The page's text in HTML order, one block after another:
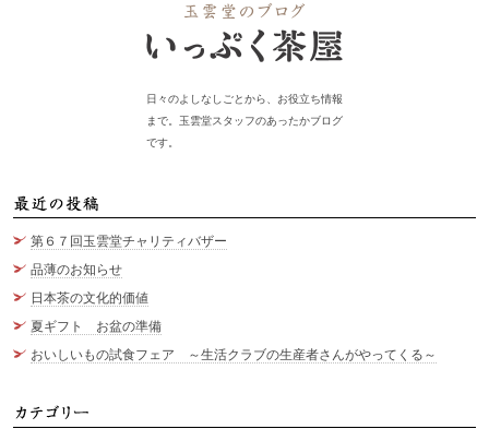
日々のよしなしごとから、お役立ち情報
まで。玉雲堂スタッフのあったかブログ
です。
第６７回玉雲堂チャリティバザー
品薄のお知らせ
日本茶の文化的価値
夏ギフト お盆の準備
おいしいもの試食フェア ～生活クラブの生産者さんがやってくる～